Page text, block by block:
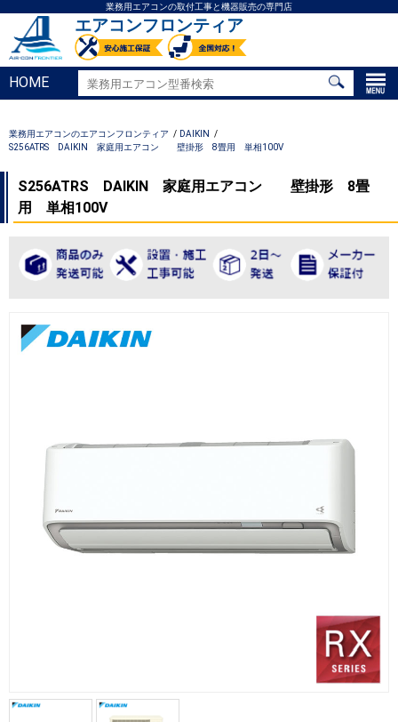
業務用エアコンの取付工事と機器販売の専門店
エアコンフロンティア
HOME
業務用エアコンのエアコンフロンティア
DAIKIN
S256ATRS DAIKIN 家庭用エアコン 壁掛形 8畳用 単相100V
S256ATRS DAIKIN 家庭用エアコン 壁掛形 8畳
用 単相100V